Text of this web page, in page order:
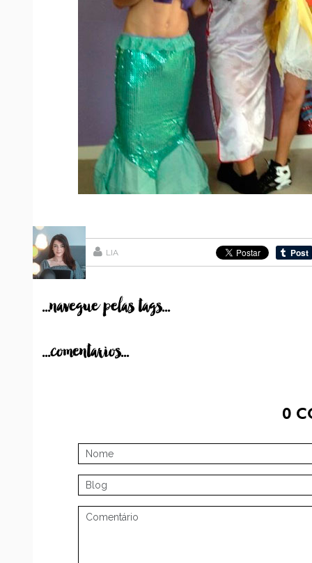
LIA
...navegue pelas tags...
...comentarios...
0